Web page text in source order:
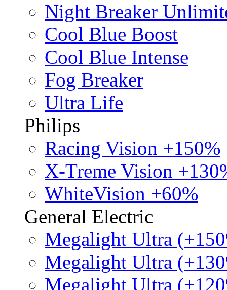
Night Breaker
Cool Blue Boost
Cool Blue Intense
Fog Breaker
Ultra Life
Philips
Racing Vision +150%
X-Treme Vision
WhiteVision +60%
General Electric
Megalight Ultra
Megalight Ultra
Megalight Ultra